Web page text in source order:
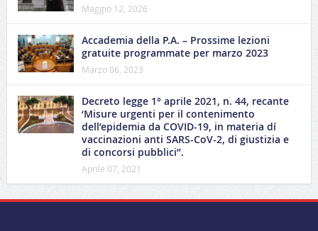
Maggio 12, 2026
Accademia della P.A. – Prossime lezioni
gratuite programmate per marzo 2023
Marzo 06, 2023
Decreto legge 1° aprile 2021, n. 44, recante
‘Misure urgenti per il contenimento
dell’epidemia da COVID-19, in materia dí
vaccinazioni anti SARS-CoV-2, di giustizia e
di concorsi pubblici”.
Aprile 07, 2021